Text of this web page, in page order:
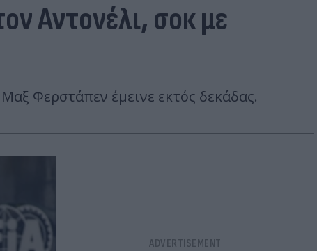
Αντονέλι, σοκ με
Φερστάπεν έμεινε εκτός δεκάδας.